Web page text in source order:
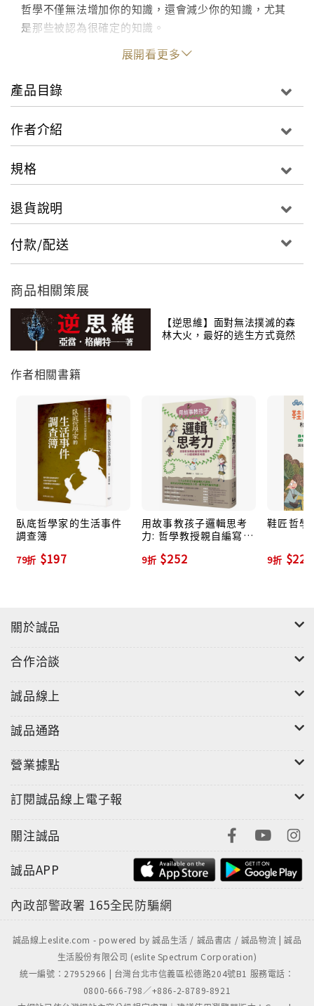
哲學不僅無法增加你的知識，還會減少你的知識，尤其
是那些被認為很確定的知識。
哲學是在一個沒有確定性的系統中尋找最大的可能性。
哲學挑戰仍處於沒有答案狀態的問題。
哲學不能給你答案，但在尋找答案的過程中，它會給你
哲學思考方式不同於日常生活中習慣的方式，但它是面
讀哲學，必須是一個探險者，如果你有興趣，本書將帶
開發的思維領域，你永遠無法預期會在那裡發現什麼。
全書內容探討五大問題：
1. 哲學是什麼？
2. 人生的意義是什麼？
3. 為什麼我們要有道德？
4. 這是個怎樣的世界？
作者以輕鬆的筆調、深入淺出的說明，帶領讀者進行一
場思維國度的大冒險。一篇又一篇的內容宛如哲學思考
的接力大賽，看著各家功力深厚的哲學論點出手過招，
超凡炫技，比追劇還精采萬分，讀來讓人驚呼：原來哲
學是這麼一回事！
展開看更多
產品目錄
作者介紹
規格
退貨說明
付款/配送
商品相關策展
【逆思維】面對無法撲滅的森
林大火，最好的逃生方式竟然
作者相關書籍
臥底哲學家的生活事件
調查簿
79折 $197
用故事教孩子邏輯思考
力: 哲學教授親自編寫故
課
9折 $252
鞋匠哲學
9折 $225
關於誠品
合作洽談
誠品線上
誠品通路
營業據點
訂閱誠品線上電子報
關注誠品
誠品APP
內政部警政署 165全民防騙網
誠品線上eslite.com - powered by 誠品生活 / 誠品書店 / 誠品物流 | 誠品
生活股份有限公司 (eslite Spectrum Corporation)
統一編號：27952966 | 台灣台北市信義區松德路204號B1 服務電話：
0800-666-798／+886-2-8789-8921